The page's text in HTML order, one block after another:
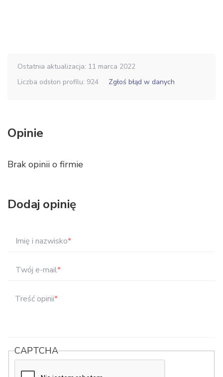
Ostatnia aktualizacja: 11 marca 2022
Liczba odsłon profilu: 924
Zgłoś błąd w danych
Opinie
Brak opinii o firmie
Dodaj opinię
Imię i nazwisko*
Twój e-mail*
Treść opinii*
CAPTCHA